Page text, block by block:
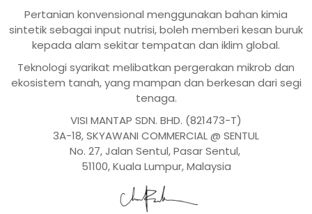
Pertanian konvensional menggunakan bahan kimia
sintetik sebagai input nutrisi, boleh memberi kesan buruk
kepada alam sekitar tempatan dan iklim global.
Teknologi syarikat melibatkan pergerakan mikrob dan
ekosistem tanah, yang mampan dan berkesan dari segi
tenaga.
VISI MANTAP SDN. BHD. (821473-T)
3A-18, SKYAWANI COMMERCIAL @ SENTUL
No. 27, Jalan Sentul, Pasar Sentul,
51100, Kuala Lumpur, Malaysia